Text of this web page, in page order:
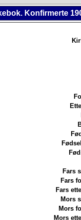
Konfirmerte
Fars
Fars
Fars
Mors
Mors
Mors